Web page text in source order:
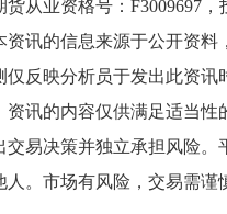
从业资格号：F3009697，
资讯的信息来源于公开资
仅反映分析员于发出此资
资讯的内容仅供满足适当
交易决策并独立承担风险
。市场有风险，交易需谨